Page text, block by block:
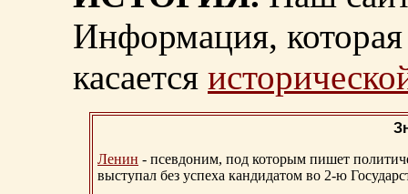
Информация, которая
касается
Ленин - псевдоним, под которым пишет
выступал без успеха кандидатом во 2-ю